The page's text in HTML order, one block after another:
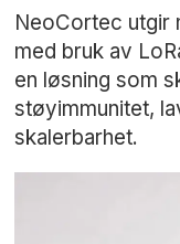
NeoCortec utgir
med bruk av
en løsning som
støyimmunitet,
skalerbarhet.